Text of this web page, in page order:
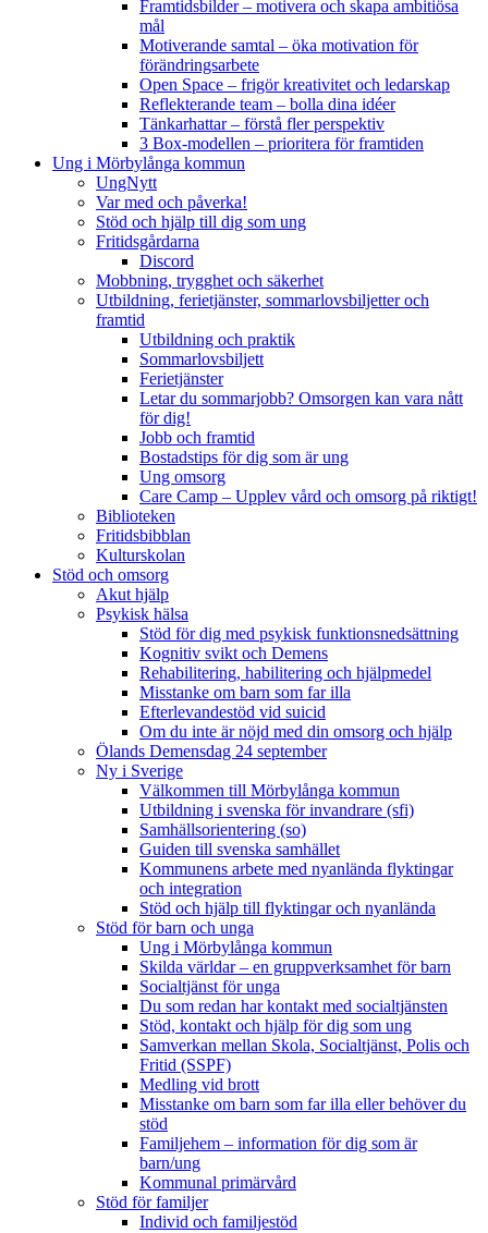
Framtidsbilder – motivera och skapa ambitiösa
mål
Motiverande samtal – öka motivation för
förändringsarbete
Open Space – frigör kreativitet och ledarskap
Reflekterande team – bolla dina idéer
Tänkarhattar – förstå fler perspektiv
3 Box-modellen – prioritera för framtiden
Ung i Mörbylånga kommun
UngNytt
Var med och påverka!
Stöd och hjälp till dig som ung
Fritidsgårdarna
Discord
Mobbning, trygghet och säkerhet
Utbildning, ferietjänster, sommarlovsbiljetter och
framtid
Utbildning och praktik
Sommarlovsbiljett
Ferietjänster
Letar du sommarjobb? Omsorgen kan vara nått
för dig!
Jobb och framtid
Bostadstips för dig som är ung
Ung omsorg
Care Camp – Upplev vård och omsorg på riktigt!
Biblioteken
Fritidsbibblan
Kulturskolan
Stöd och omsorg
Akut hjälp
Psykisk hälsa
Stöd för dig med psykisk funktionsnedsättning
Kognitiv svikt och Demens
Rehabilitering, habilitering och hjälpmedel
Misstanke om barn som far illa
Efterlevandestöd vid suicid
Om du inte är nöjd med din omsorg och hjälp
Ölands Demensdag 24 september
Ny i Sverige
Välkommen till Mörbylånga kommun
Utbildning i svenska för invandrare (sfi)
Samhällsorientering (so)
Guiden till svenska samhället
Kommunens arbete med nyanlända flyktingar
och integration
Stöd och hjälp till flyktingar och nyanlända
Stöd för barn och unga
Ung i Mörbylånga kommun
Skilda världar – en gruppverksamhet för barn
Socialtjänst för unga
Du som redan har kontakt med socialtjänsten
Stöd, kontakt och hjälp för dig som ung
Samverkan mellan Skola, Socialtjänst, Polis och
Fritid (SSPF)
Medling vid brott
Misstanke om barn som far illa eller behöver du
stöd
Familjehem – information för dig som är
barn/ung
Kommunal primärvård
Stöd för familjer
Individ och familjestöd